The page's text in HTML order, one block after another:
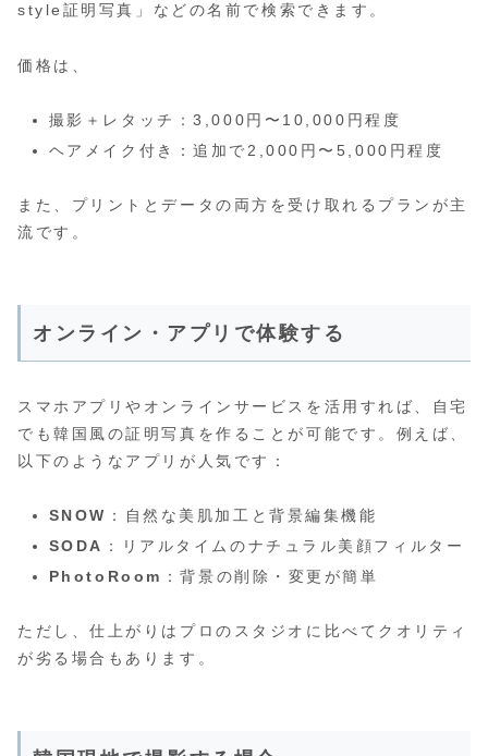
style証明写真」などの名前で検索できます。
価格は、
撮影＋レタッチ：3,000円〜10,000円程度
ヘアメイク付き：追加で2,000円〜5,000円程度
また、プリントとデータの両方を受け取れるプランが主
流です。
オンライン・アプリで体験する
スマホアプリやオンラインサービスを活用すれば、自宅
でも韓国風の証明写真を作ることが可能です。例えば、
以下のようなアプリが人気です：
SNOW ：自然な美肌加工と背景編集機能
SODA ：リアルタイムのナチュラル美顔フィルター
PhotoRoom ：背景の削除・変更が簡単
ただし、仕上がりはプロのスタジオに比べてクオリティ
が劣る場合もあります。